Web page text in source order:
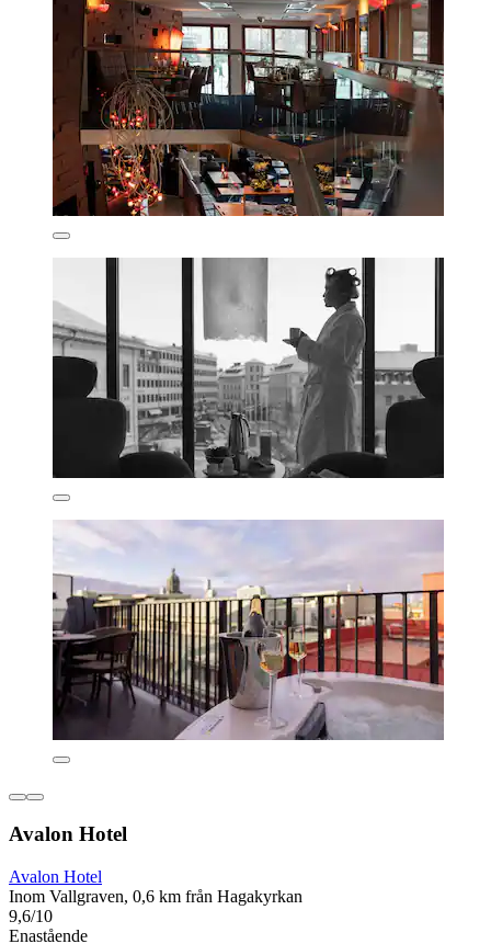
Avalon Hotel
Avalon Hotel
Inom Vallgraven, 0,6 km från Hagakyrkan
9,6/10
Enastående